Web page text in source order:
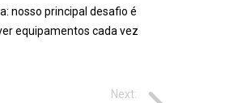
nosso principal desafio é
equipamentos cada vez
Next: